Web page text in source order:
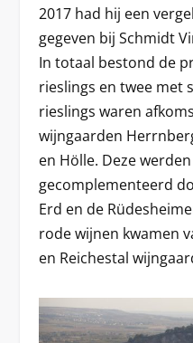
2017 had hij een
gegeven bij Schmidt
In totaal bestond de
rieslings en twee met
rieslings waren
wijngaarden
en Hölle. Deze
gecomplementeerd
Erd en de
rode wijnen kwamen
en Reichestal